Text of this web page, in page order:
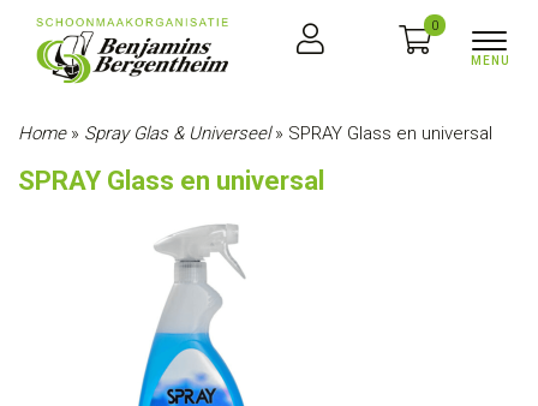
0
Home» Spray Glas & Universeel» SPRAY Glass en universal
SPRAY Glass en universal